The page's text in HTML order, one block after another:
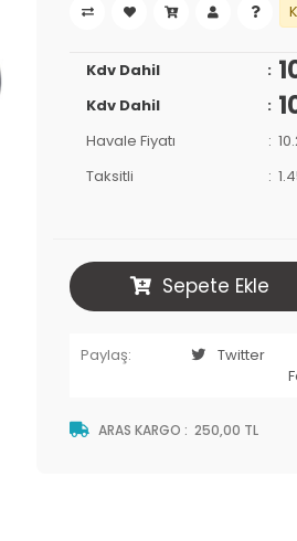
Kdv Dahil
Kdv Dahil
Havale Fiyatı
Taksitli
Sepete Ekle
Paylaş:
Twitter
ARAS KARGO : 250,00 TL